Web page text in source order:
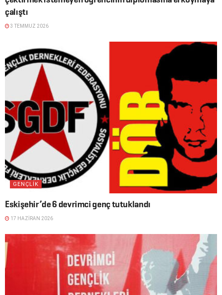
çalıştı
3 TEMMUZ 2026
GENÇLIK
Eskişehir’de 6 devrimci genç tutuklandı
17 HAZIRAN 2026